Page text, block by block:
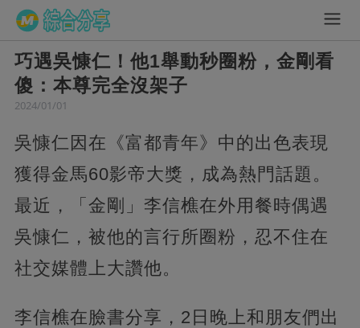
巧遇吳慷仁！他1舉動秒圈粉，金剛看
傻：本尊完全沒架子
2024/01/01
吳慷仁因在《富都青年》中的出色表現
獲得金馬60影帝大獎，成為熱門話題。
最近，「金剛」李信樵在外用餐時偶遇
吳慷仁，被他的言行所圈粉，忍不住在
社交媒體上大讚他。
李信樵在臉書分享，2日晚上和朋友們出